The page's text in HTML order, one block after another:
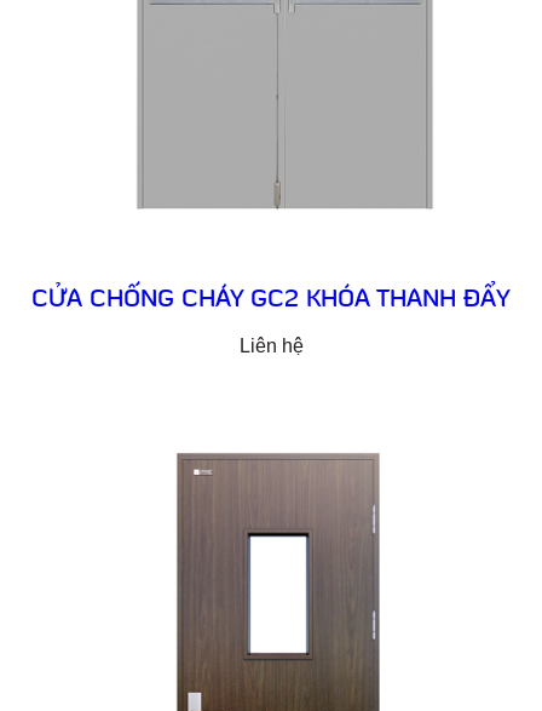
CỬA CHỐNG CHÁY GC2 KHÓA THANH ĐẨY
Liên hệ